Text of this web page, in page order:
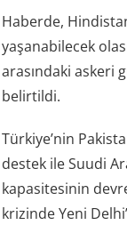
Haberde,
yaşanabilecek
arasındaki askeri
belirtildi.
Türkiye’nin
destek ile Suudi
kapasitesinin
krizinde Yeni